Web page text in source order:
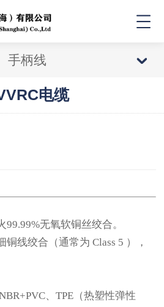
手柄线
电缆
无氧软铜丝绞合。
合（通常为 Class 5 ），
、TPE（热塑性弹性